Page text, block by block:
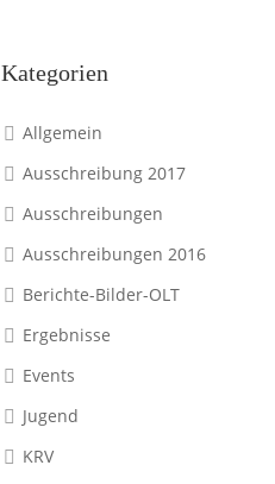
Kategorien
Allgemein
Ausschreibung 2017
Ausschreibungen
Ausschreibungen 2016
Berichte-Bilder-OLT
Ergebnisse
Events
Jugend
KRV